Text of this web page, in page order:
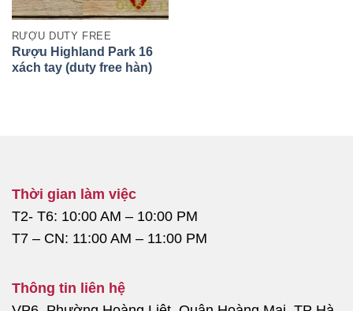
RƯỢU DUTY FREE
Rượu Highland Park 16
xách tay (duty free hàn)
Thời gian làm việc
T2- T6: 10:00 AM – 10:00 PM
T7 – CN: 11:00 AM – 11:00 PM
Thông tin liên hệ